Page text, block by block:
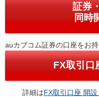
証券
同時
auカブコム証券の口座をお
FX取引口
詳細はFX取引口座 開